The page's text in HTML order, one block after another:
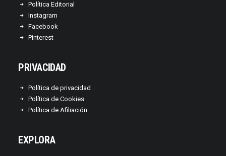
Política Editorial
Instagram
Facebook
Pinterest
PRIVACIDAD
Política de privacidad
Política de Cookies
Política de Afiliación
EXPLORA